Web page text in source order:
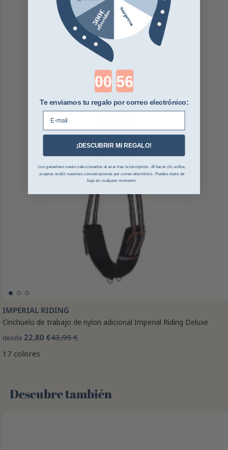
IMPERIAL RIDING
Cinchuelo de trabajo de nylon adicional Imperial Riding Deluxe
desde 22,80 €43,95 €
17 colores
Descubre también 🌻
Countdown ends in:
Te enviamos tu regalo por correo electrónico:
E-mail
¡DESCUBRIR MI REGALO!
Los ganadores serán seleccionados al azar tras la inscripción. Al hacer clic arriba,
aceptas recibir nuestras comunicaciones por correo electrónico. Puedes darte de
baja en cualquier momento.